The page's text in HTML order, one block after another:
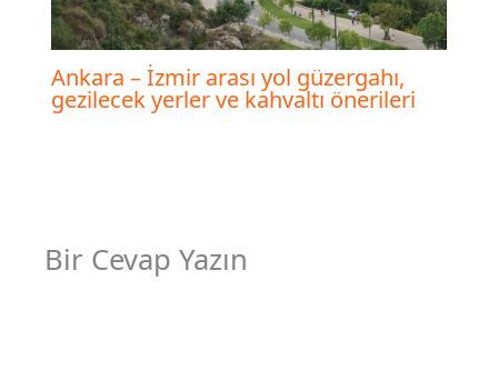
Ankara – İzmir arası yol güzergahı,
gezilecek yerler ve kahvaltı önerileri
Bir Cevap Yazın